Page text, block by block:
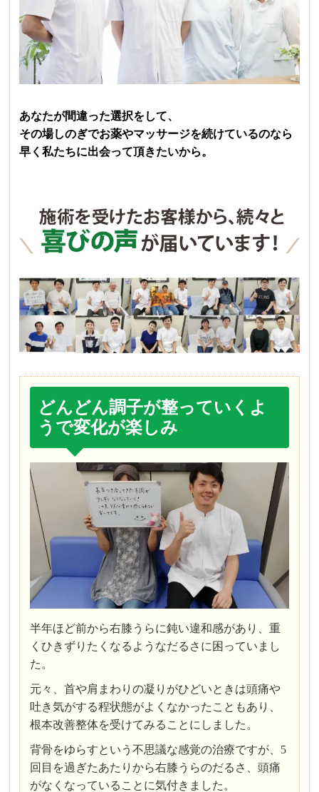
あなたが間違った選択をして、
その場しのぎでお薬やマッサージを続けているのなら
早く私たちに出会って頂きたいから。
どんどん調子が整っていくよ
うで変化が楽しみ
半年ほど前から右膝うらに鈍い違和感があり、重
くひきずりたくなるようなだるさに困っていまし
た。
元々、首や肩まわりの凝りがひどいときは頭痛や
吐き気がする程状態がよくなかったこともあり、
根本改善整体を受けてみることにしました。
背骨をゆらすという不思議な感覚の治療ですが、5
回目を過ぎたあたりから右膝うらのだるさ、頭痛
がなくなっていることに気付きました。